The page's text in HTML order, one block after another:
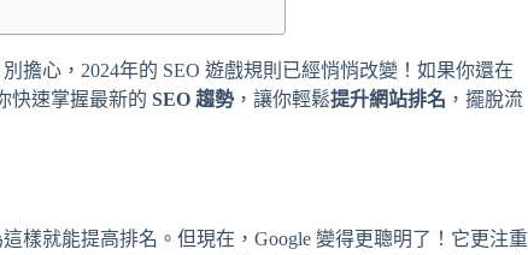
擔心，2024年的 SEO 遊戲規則已經悄悄改變！如果你還在
快速掌握最新的 SEO 趨勢，讓你輕鬆提升網站排名 ，擺脫流
這樣就能提高排名。但現在，Google 變得更聰明了！它更注重